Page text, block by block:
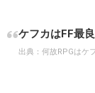
ケフカはFF最
出典： 何故RPGはケ